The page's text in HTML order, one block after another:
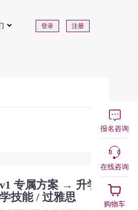
登录 注册
专属方案 → 升学
技能 / 过雅思
报名咨询
在线咨询
购物车